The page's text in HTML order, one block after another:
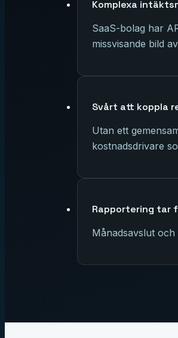
Komplexa
SaaS-bolag har
missvisande bild
Svårt att koppla
Utan ett
kostnadsdrivare
Rapportering tar
Månadsavslut